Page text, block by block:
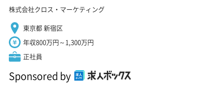
株式会社クロス・マーケティング
東京都 新宿区
年収800万円～1,300万円
正社員
Sponsored by